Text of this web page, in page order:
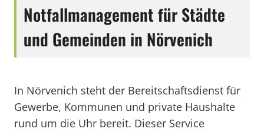
Notfallmanagement für Städte
und Gemeinden in Nörvenich
In Nörvenich steht der Bereitschaftsdienst für
Gewerbe, Kommunen und private Haushalte
rund um die Uhr bereit. Dieser Service